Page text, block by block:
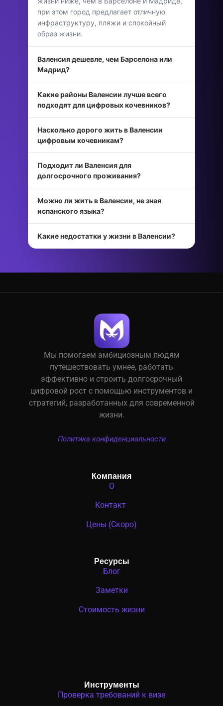
при этом город предлагает отличную
инфраструктуру, пляжи и спокойный
образ жизни.
Валенсия дешевле, чем Барселона или
Мадрид?
Какие районы Валенсии лучше всего
подходят для цифровых кочевников?
Насколько дорого жить в Валенсии
цифровым кочевникам?
Подходит ли Валенсия для
долгосрочного проживания?
Можно ли жить в Валенсии, не зная
испанского языка?
Какие недостатки у жизни в Валенсии?
Мы помогаем амбициозным людям
путешествовать умнее, работать
эффективно и строить долгосрочный
цифровой рост с помощью инструментов и
стратегий, разработанных для современной
жизни.
Политика конфиденциальности
Компания
О
Контакт
Цены (Скоро)
Ресурсы
Блог
Заметки
Стоимость жизни
Инструменты
Проверка требований к визе